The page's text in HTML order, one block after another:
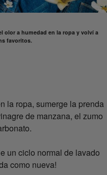
olor a humedad en la ropa y volví a
favoritos.
la ropa, sumerge la prenda
de manzana, el zumo
un ciclo normal de lavado
como nueva!